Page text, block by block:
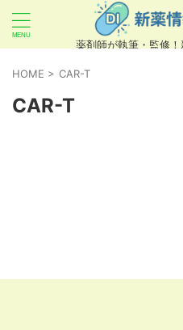
薬剤師が執筆・監修
HOME > CAR-T
CAR-T